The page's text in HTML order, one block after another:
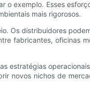
exemplo. Esses
mais rigorosos.
Os distribuidores
fabricantes, oficinas
estratégias
novos nichos de